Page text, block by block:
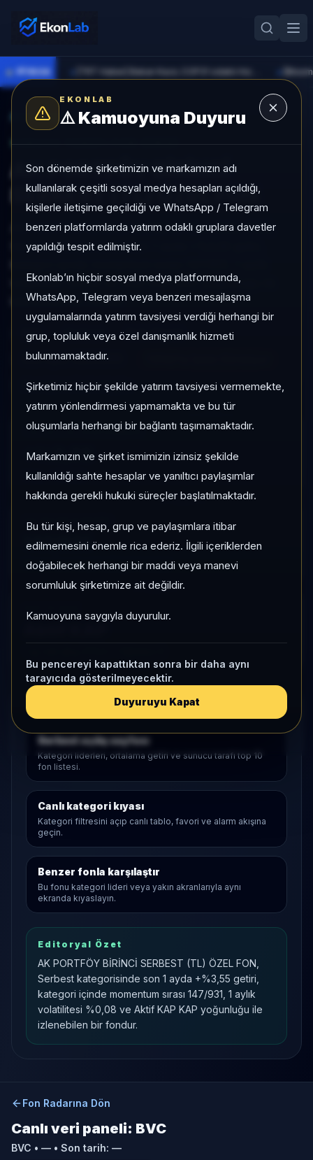
EKONLAB
⚠️Kamuoyuna Duyuru
Son dönemde şirketimizin ve markamızın adı
kullanılarak çeşitli sosyal medya hesapları açıldığı,
kişilerle iletişime geçildiği ve WhatsApp / Telegram
benzeri platformlarda yatırım odaklı gruplara davetler
yapıldığı tespit edilmiştir.
Ekonlab’ın hiçbir sosyal medya platformunda,
WhatsApp, Telegram veya benzeri mesajlaşma
uygulamalarında yatırım tavsiyesi verdiği herhangi bir
grup, topluluk veya özel danışmanlık hizmeti
bulunmamaktadır.
Şirketimiz hiçbir şekilde yatırım tavsiyesi vermemekte,
yatırım yönlendirmesi yapmamakta ve bu tür
oluşumlarla herhangi bir bağlantı taşımamaktadır.
Markamızın ve şirket ismimizin izinsiz şekilde
kullanıldığı sahte hesaplar ve yanıltıcı paylaşımlar
hakkında gerekli hukuki süreçler başlatılmaktadır.
Bu tür kişi, hesap, grup ve paylaşımlara itibar
edilmemesini önemle rica ederiz. İlgili içeriklerden
doğabilecek herhangi bir maddi veya manevi
sorumluluk şirketimize ait değildir.
Kamuoyuna saygıyla duyurulur.
Bu pencereyi kapattıktan sonra bir daha aynı
tarayıcıda gösterilmeyecektir.
Duyuruyu Kapat
● PİYASA
AI Fon Radar Serbest
SUNUCU TARAFI FON GIRIŞI
AK PORTFÖY BİRİNCİ
SERBEST (TL) ÖZEL FON
AK PORTFÖY BİRİNCİ SERBEST (TL) ÖZEL FON,
Serbest kategorisinde son 1 ayda +%3,55 getiri,
volatilitesi %0,08 ve Aktif KAP KAP yoğunluğu ile
izlenebilen bir fondur.
BVC Serbest Risk:Düşük
Son fiyat:4,283803
Son işlem farkı: 0 gün
1 AY VE 3 AY PERFORMANS
+%3,55
3 Ay:+%10,19
KATEGORI KONUMU
147/931
Momentum bazlı kategori içi sıra
Araştırma Akışı
Serbestaçılış sayfası
Kategori liderleri, ortalama getiri ve sunucu tarafı top 10
fon listesi.
Canlı kategori kıyası
Kategori filtresini açıp canlı tablo, favori ve alarm akışına
geçin.
Benzer fonla karşılaştır
Bu fonu kategori lideri veya yakın akranlarıyla aynı
ekranda kıyaslayın.
Editoryal Özet
AK PORTFÖY BİRİNCİ SERBEST (TL) ÖZEL FON,
Serbest kategorisinde son 1 ayda +%3,55 getiri,
kategori içinde momentum sırası 147/931, 1 aylık
volatilitesi %0,08 ve Aktif KAP KAP yoğunluğu ile
izlenebilen bir fondur.
Fon Radarına Dön
Canlı veri paneli: BVC
BVC • — • Son tarih: —